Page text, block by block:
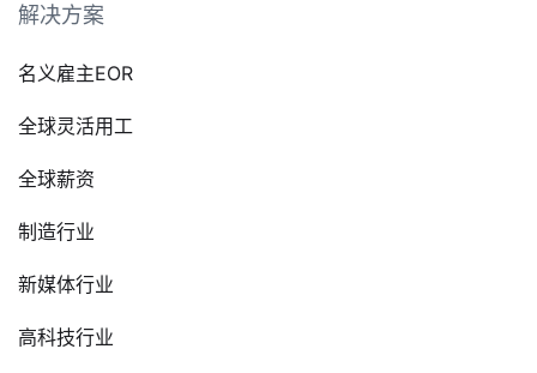
解决方案
名义雇主EOR
全球灵活用工
全球薪资
制造行业
新媒体行业
高科技行业